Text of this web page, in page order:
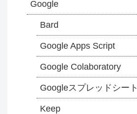
Google
Bard
Google Apps Script
Google Colaboratory
Googleスプレッドシート
Keep